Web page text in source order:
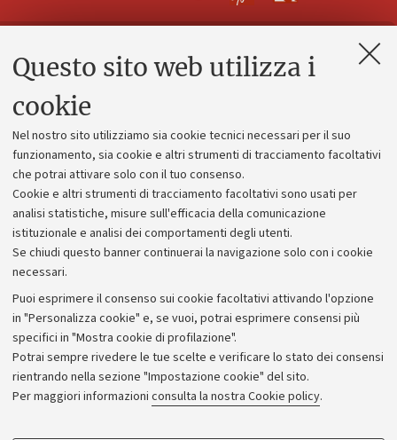
Questo sito web utilizza i
cookie
Nel nostro sito utilizziamo sia cookie tecnici necessari per il suo
funzionamento, sia cookie e altri strumenti di tracciamento facoltativi
che potrai attivare solo con il tuo consenso.
Cookie e altri strumenti di tracciamento facoltativi sono usati per
analisi statistiche, misure sull'efficacia della comunicazione
istituzionale e analisi dei comportamenti degli utenti.
Se chiudi questo banner continuerai la navigazione solo con i cookie
necessari.
Puoi esprimere il consenso sui cookie facoltativi attivando l'opzione
in "Personalizza cookie" e, se vuoi, potrai esprimere consensi più
specifici in "Mostra cookie di profilazione".
Potrai sempre rivedere le tue scelte e verificare lo stato dei consensi
rientrando nella sezione "Impostazione cookie" del sito.
Per maggiori informazioni consulta la nostra Cookie policy.
Contatti e PEC
Alumni community
Piano strategico
Bilanci
Donazioni e 5x1000
Bandi, gare e concorsi
Albo online
Amministrazione trasparente
Atti di notifica
Informazioni sul sito e accessibilità